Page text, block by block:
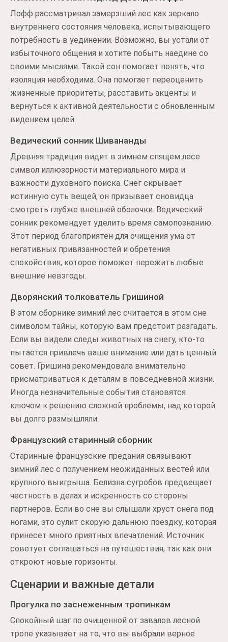
Лофф рассматривал замерзший лес как зеркало
внутреннего состояния человека, испытывающего
потребность в уединении. Возможно, вы устали от
избыточного общения и хотите побыть наедине со
своими мыслями. Такой сон помогает понять, что
изоляция необходима. Она помогает переоценить
жизненные приоритеты, расставить акценты и
вернуться к активной деятельности с обновленным
видением целей.
Ведический сонник Шивананды
Древняя традиция видит в зимнем спящем лесе
символ иллюзорности материального мира и
важности духовного поиска. Снег скрывает
истинную суть вещей, он призывает сновидца
смотреть глубже внешней оболочки. Ведический
сонник рекомендует уделить время самопознанию.
Этот период благоприятен для очищения ума от
негативных привязанностей и обретения
спокойствия, которое поможет пережить любые
внешние невзгоды.
Дворянский толкователь Гришиной
В этом сборнике зимний лес считается в этом сне
символом тайны, которую вам предстоит разгадать.
Если вы видели следы животных на снегу, кто-то
пытается привлечь ваше внимание или дать ценный
совет. Гришина рекомендовала внимательно
присматриваться к деталям в повседневной жизни.
Иногда незначительные события становятся
ключом к решению сложной проблемы, над которой
вы долго размышляли.
Французский старинный сборник
Старинные французские предания связывают
зимний лес с получением неожиданных вестей или
крупного выигрыша. Белизна сугробов предвещает
честность в делах и искренность со стороны
партнеров. Если во сне вы слышали хруст снега под
ногами, это сулит скорую дальнюю поездку, которая
принесет много приятных впечатлений. Источник
советует соглашаться на путешествия, так как они
откроют новые горизонты.
Сценарии и важные детали
Прогулка по заснеженным тропинкам
Спокойный шаг по очищенной от завалов лесной
тропе указывает на то, что вы выбрали верное